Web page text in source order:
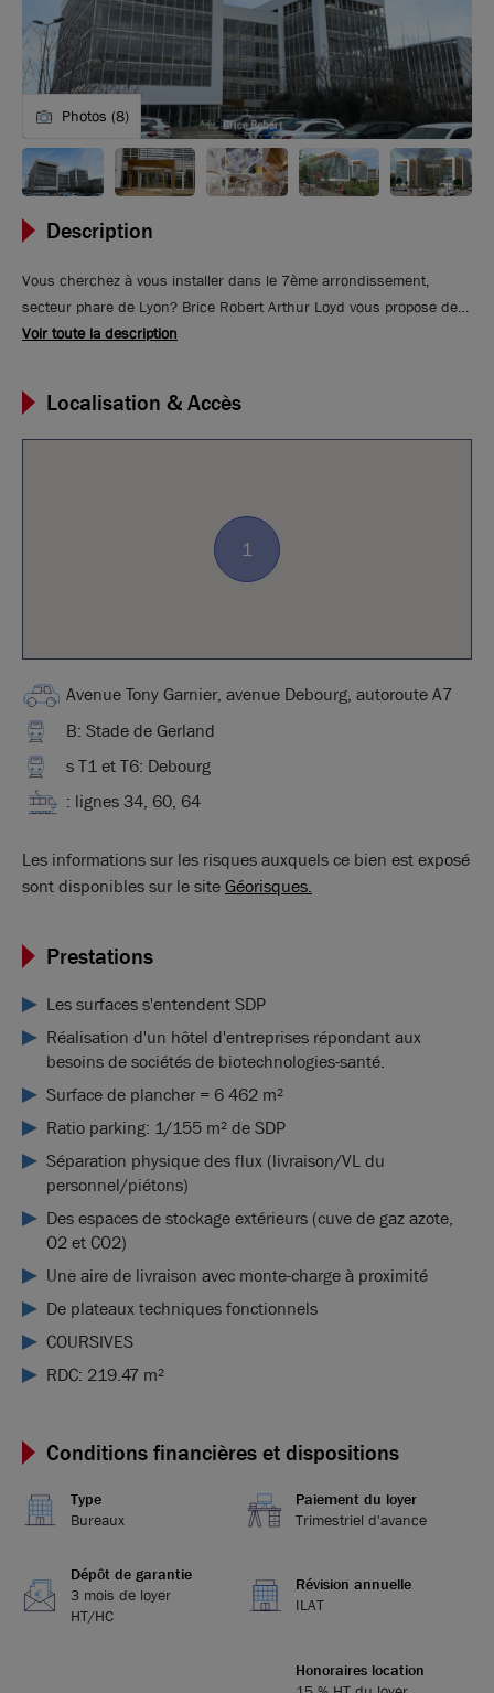
Photos (8)
Description
Vous cherchez à vous installer dans le 7ème arrondissement,
secteur phare de Lyon? Brice Robert Arthur Loyd vous propose de
découvrir un nouveau programme principalement dédié aux besoins
plateaux techniques et fonctionnels vous seront proposés associés
à des espaces de stockages extérieurs. Idéalement situé dans le
quartier de Gerland, BIOSERRA 3 bénéficie d'une excellente
Voir toute la description
Localisation & Accès
1
Avenue Tony Garnier, avenue Debourg, autoroute A7
B: Stade de Gerland
s T1 et T6: Debourg
: lignes 34, 60, 64
Les informations sur les risques auxquels ce bien est exposé
sont disponibles sur le siteGéorisques.
Prestations
Les surfaces s'entendent SDP
Réalisation d'un hôtel d'entreprises répondant aux
besoins de sociétés de biotechnologies-santé.
Surface de plancher = 6 462 m²
Ratio parking: 1/155 m² de SDP
Séparation physique des flux (livraison/VL du
personnel/piétons)
Des espaces de stockage extérieurs (cuve de gaz azote,
O2 et CO2)
Une aire de livraison avec monte-charge à proximité
De plateaux techniques fonctionnels
COURSIVES
RDC: 219.47 m²
Conditions financières et dispositions
Type
Bureaux
Paiement du loyer
Trimestriel d'avance
Dépôt de garantie
3 mois de loyer
HT/HC
Révision annuelle
ILAT
Honoraires location